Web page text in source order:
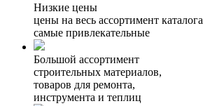
Низкие цены
цены на весь ассортимент каталога
самые привлекательные
Большой ассортимент
строительных материалов,
товаров для ремонта,
инструмента и теплиц